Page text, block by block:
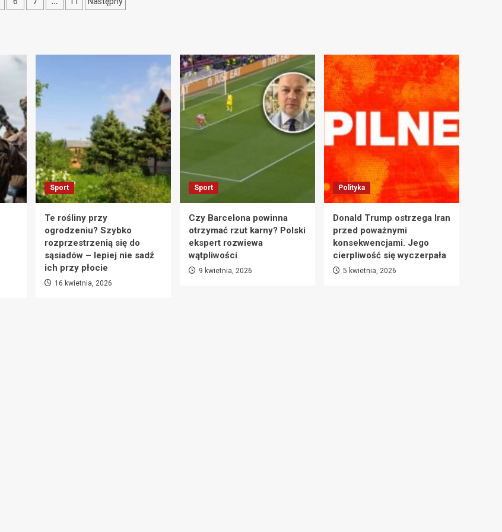
Sport
Te rośliny przy
ogrodzeniu? Szybko
rozprzestrzenią się do
sąsiadów – lepiej nie sadź
ich przy płocie
16 kwietnia, 2026
Sport
Czy Barcelona powinna
otrzymać rzut karny? Polski
ekspert rozwiewa
wątpliwości
9 kwietnia, 2026
Polityka
Donald Trump ostrzega Iran
przed poważnymi
konsekwencjami. Jego
cierpliwość się wyczerpała
5 kwietnia, 2026